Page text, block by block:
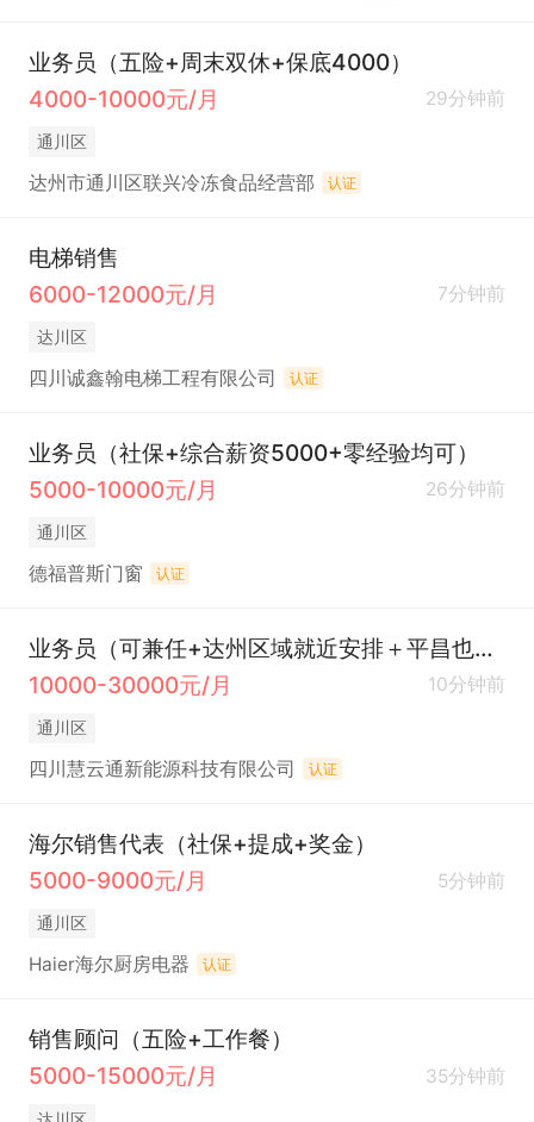
业务员（五险+周末双休+保底4000）
4000-10000元/月
29分钟前
通川区
达州市通川区联兴冷冻食品经营部 认证
电梯销售
6000-12000元/月
7分钟前
达川区
四川诚鑫翰电梯工程有限公司 认证
业务员（社保+综合薪资5000+零经验均可）
5000-10000元/月
26分钟前
通川区
德福普斯门窗 认证
业务员（可兼任+达州区域就近安排＋平昌也有点）
10000-30000元/月
10分钟前
通川区
四川慧云通新能源科技有限公司 认证
海尔销售代表（社保+提成+奖金）
5000-9000元/月
5分钟前
通川区
Haier海尔厨房电器 认证
销售顾问（五险+工作餐）
5000-15000元/月
35分钟前